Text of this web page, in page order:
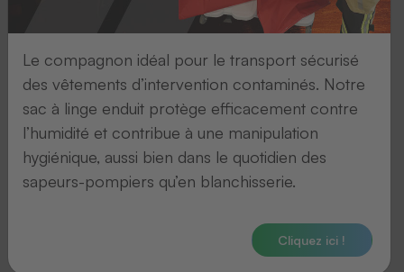
fil
fonctionnant
par
liaison
radio?
Nos
lecteurs
Le compagnon idéal pour le transport sécurisé
des vêtements d’intervention contaminés. Notre
sac à linge enduit protège efficacement contre
l’humidité et contribue à une manipulation
hygiénique, aussi bien dans le quotidien des
sapeurs-pompiers qu’en blanchisserie.
Cliquez ici !